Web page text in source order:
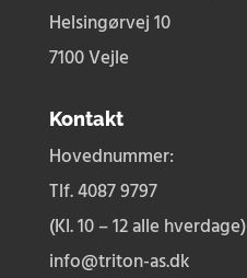
Helsingørvej 10
7100 Vejle
Kontakt
Hovednummer:
Tlf. 4087 9797
(Kl. 10 – 12 alle hverdage)
info@triton-as.dk